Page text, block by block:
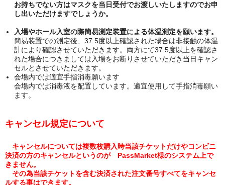
お持ちでない方はマスクを当日受付でお渡しいたしますのでお申
し出いただけますでしょうか。
入場やホール入室の際簡易測定装置による体温測定を願います。
簡易装置での測定後、37.5度以上確認された場合は非接触の体温
計により確認させていただきます。両方にて37.5度以上を確認さ
れた場合につきましては入場をお断りさせていただき当日キャン
セルとさせていただきます。
会場内では適宜手指消毒願います
会場内では消毒液を配置しています。適宜使用して手指消毒願い
ます。
キャンセル規定について
キャンセルについては複数枚購入時当該チケットだけやコンビニ
決済の方のキャンセルというのが PassMarket様のシステム上で
きません。
その為当該チケットを含む決済された注文番号すべてをキャンセ
ルする事はできます。